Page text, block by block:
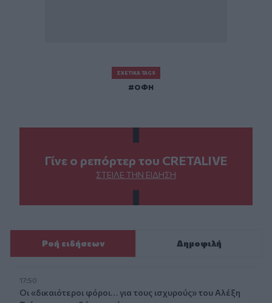
ΣΧΕΤΙΚΆ TAGS
ΟΦΗ
Γίνε ο ρεπόρτερ του CRETALIVE
ΣΤΕΊΛΕ ΤΗΝ ΕΊΔΗΣΗ
Ροή ειδήσεων Δημοφιλή
17:50
Οι «δικαιότεροι φόροι… για τους ισχυρούς» του Αλέξη